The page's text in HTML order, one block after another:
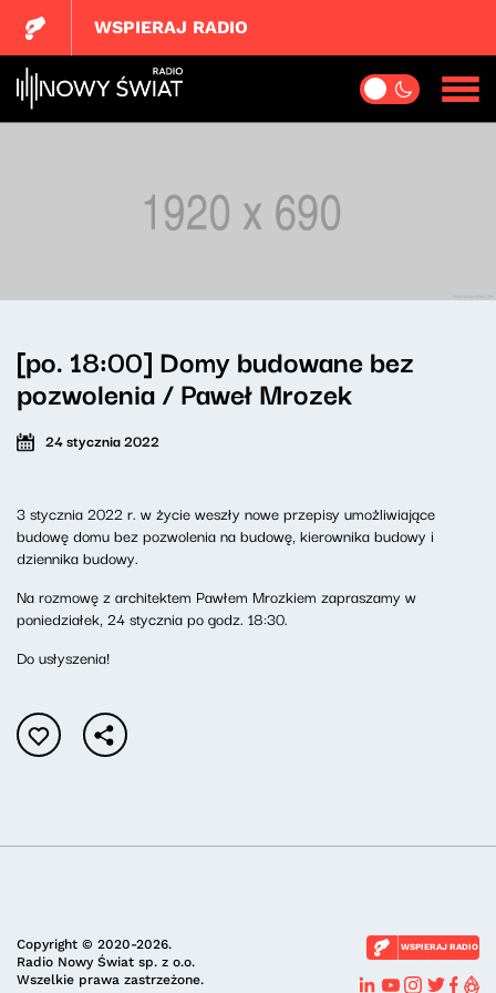
WSPIERAJ RADIO
[po. 18:00] Domy budowane bez
pozwolenia / Paweł Mrozek
24 stycznia 2022
3 stycznia 2022 r. w życie weszły nowe przepisy umożliwiające
budowę domu bez pozwolenia na budowę, kierownika budowy i
dziennika budowy.
Na rozmowę z architektem Pawłem Mrozkiem zapraszamy w
poniedziałek, 24 stycznia po godz. 18:30.
Do usłyszenia!
Copyright © 2020-2026.
Radio Nowy Świat sp. z o.o.
Wszelkie prawa zastrzeżone.
WSPIERAJ RADIO